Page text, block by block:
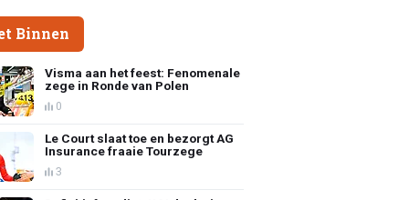
Binnen
Visma aan het feest: Fenomenale
zege in Ronde van Polen
0
Le Court slaat toe en bezorgt AG
Insurance fraaie Tourzege
3